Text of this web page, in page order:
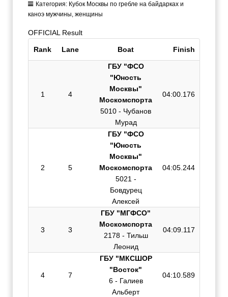
Категория: Кубок Москвы по гребле на байдарках и
каноэ мужчины, женщины
OFFICIAL Result
Rank Lane Boat Finish
1 4
ГБУ "ФСО
"Юность
Москвы"
Москомспорта
5010 - Чубанов
Мурад
04:00.176
2 5
ГБУ "ФСО
"Юность
Москвы"
Москомспорта
5021 -
Бовдурец
Алексей
04:05.244
3 3
ГБУ "МГФСО"
Москомспорта
2178 - Тильш
Леонид
04:09.117
4 7
ГБУ "МКСШОР
"Восток"
6 - Галиев
Альберт
04:10.589